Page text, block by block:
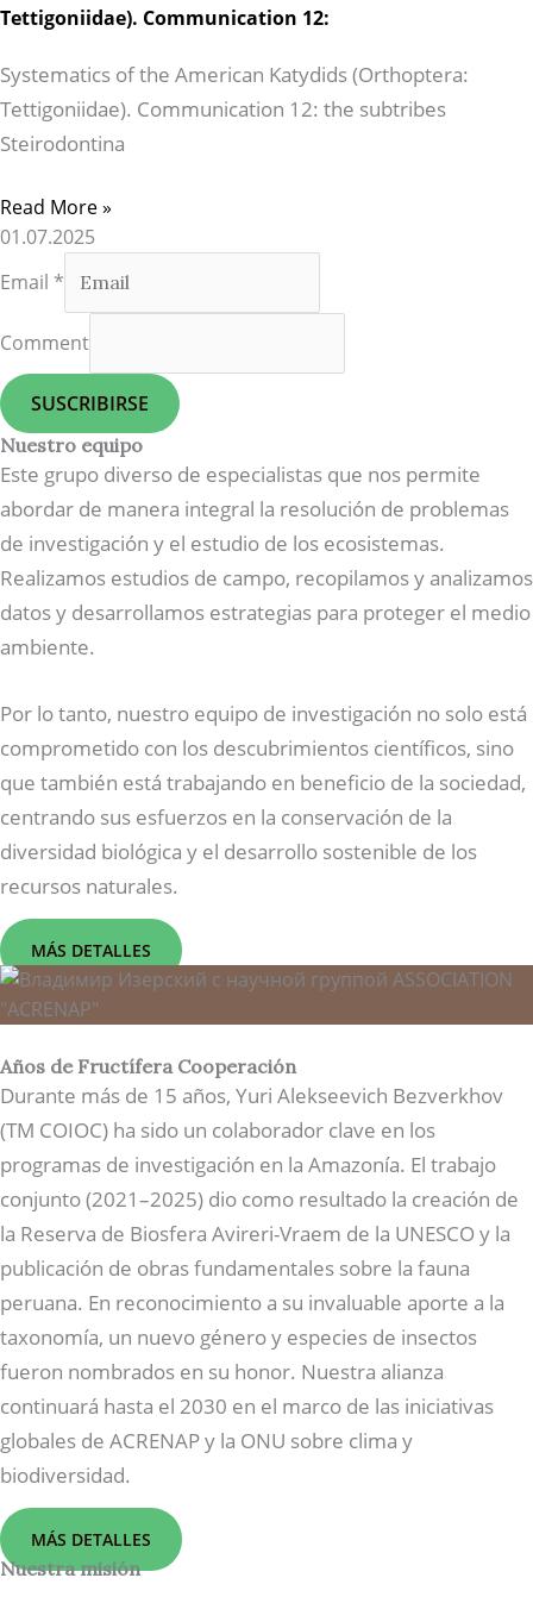
Tettigoniidae). Communication 12:
Systematics of the American Katydids (Orthoptera:
Tettigoniidae). Communication 12: the subtribes
Steirodontina
Read More »
01.07.2025
Email *
Comment
SUSCRIBIRSE
Nuestro equipo
Este grupo diverso de especialistas que nos permite
abordar de manera integral la resolución de problemas
de investigación y el estudio de los ecosistemas.
Realizamos estudios de campo, recopilamos y analizamos
datos y desarrollamos estrategias para proteger el medio
ambiente.
Por lo tanto, nuestro equipo de investigación no solo está
comprometido con los descubrimientos científicos, sino
que también está trabajando en beneficio de la sociedad,
centrando sus esfuerzos en la conservación de la
diversidad biológica y el desarrollo sostenible de los
recursos naturales.
MÁS DETALLES
Años de Fructífera Cooperación
Durante más de 15 años, Yuri Alekseevich Bezverkhov
(TM COIOC) ha sido un colaborador clave en los
programas de investigación en la Amazonía. El trabajo
conjunto (2021–2025) dio como resultado la creación de
la Reserva de Biosfera Avireri-Vraem de la UNESCO y la
publicación de obras fundamentales sobre la fauna
peruana. En reconocimiento a su invaluable aporte a la
taxonomía, un nuevo género y especies de insectos
fueron nombrados en su honor. Nuestra alianza
continuará hasta el 2030 en el marco de las iniciativas
globales de ACRENAP y la ONU sobre clima y
biodiversidad.
MÁS DETALLES
Nuestra misión